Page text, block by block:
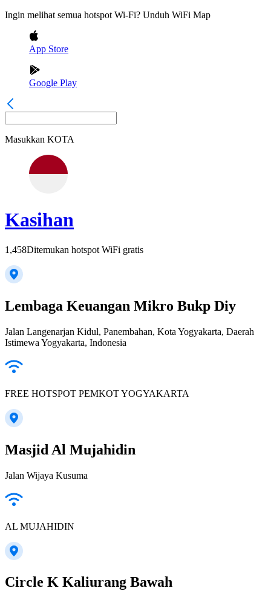
Ingin melihat semua hotspot Wi-Fi? Unduh WiFi Map
App Store
Google Play
Masukkan KOTA
Kasihan
1,458Ditemukan hotspot WiFi gratis
Lembaga Keuangan Mikro Bukp Diy
Jalan Langenarjan Kidul, Panembahan, Kota Yogyakarta, Daerah
Istimewa Yogyakarta, Indonesia
FREE HOTSPOT PEMKOT YOGYAKARTA
Masjid Al Mujahidin
Jalan Wijaya Kusuma
AL MUJAHIDIN
Circle K Kaliurang Bawah